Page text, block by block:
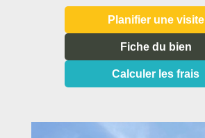
Planifier une visite
Fiche du bien
Calculer les frais